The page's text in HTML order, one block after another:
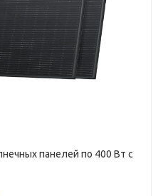
панелей по 400 Вт с